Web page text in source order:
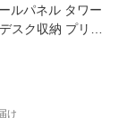
ルパネル タワー
スク収納 プリン
ネル マグネット
フィス パーテー
公式 ブラッ
け